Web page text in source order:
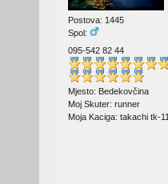
Postova: 1445
Spol:
095-542 82 44
Mjesto: Bedekovčina
Moj Skuter: runner
Moja Kaciga: takachi tk-